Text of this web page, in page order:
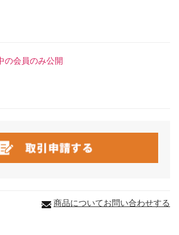
の会員のみ公開
商品についてお問い合わせする